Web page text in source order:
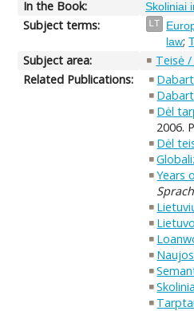
In the Book: Skoliniai
Subject terms:
LT
law;
Subject area: Teisė
Related Publications:
Dėl
2006.
Dėl
Years